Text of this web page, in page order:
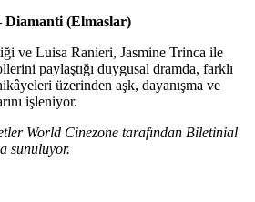
Diamanti (Elmaslar)
ve Luisa Ranieri, Jasmine Trinca ile
paylaştığı duygusal dramda, farklı
üzerinden aşk, dayanışma ve
işleniyor.
World Cinezone tarafından Biletinial
sunuluyor.